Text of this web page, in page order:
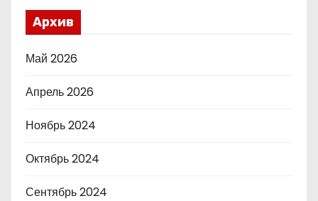
Архив
Май 2026
Апрель 2026
Ноябрь 2024
Октябрь 2024
Сентябрь 2024